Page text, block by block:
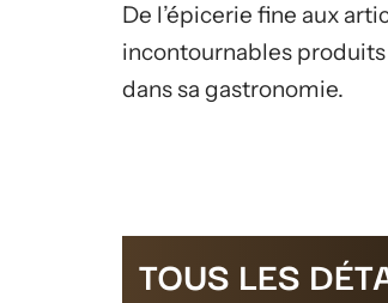
De l’épicerie fine aux
incontournables
dans sa gastronomie.
TOUS LES